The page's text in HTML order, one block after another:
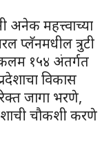
अनेक महत्त्वाच्या
प्लॅनमधील त्रुटी
१५४ अंतर्गत
विकास
जागा भरणे,
चौकशी करणे